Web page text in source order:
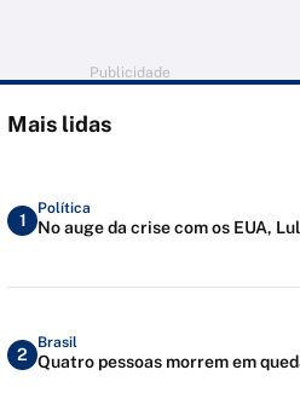
Publicidade
Mais lidas
1
Política
No auge da crise com os EUA,
2
Brasil
Quatro pessoas morrem em